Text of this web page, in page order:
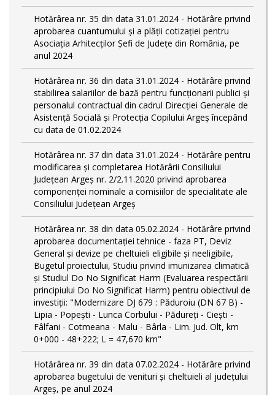
Hotărârea nr. 35 din data 31.01.2024 - Hotărâre privind
aprobarea cuantumului și a plății cotizației pentru
Asociația Arhitecților Șefi de Județe din România, pe
anul 2024
Hotărârea nr. 36 din data 31.01.2024 - Hotărâre privind
stabilirea salariilor de bază pentru funcționarii publici și
personalul contractual din cadrul Direcției Generale de
Asistență Socială și Protecția Copilului Argeş începând
cu data de 01.02.2024
Hotărârea nr. 37 din data 31.01.2024 - Hotărâre pentru
modificarea și completarea Hotărârii Consiliului
Județean Argeș nr. 2/2.11.2020 privind aprobarea
componenței nominale a comisiilor de specialitate ale
Consiliului Județean Argeș
Hotărârea nr. 38 din data 05.02.2024 - Hotărâre privind
aprobarea documentației tehnice - faza PT, Deviz
General și devize pe cheltuieli eligibile și neeligibile,
Bugetul proiectului, Studiu privind imunizarea climatică
și Studiul Do No Significat Harm (Evaluarea respectării
principiului Do No Significat Harm) pentru obiectivul de
investiții: "Modernizare DJ 679 : Păduroiu (DN 67 B) -
Lipia - Popești - Lunca Corbului - Pădureţi - Ciești -
Fâlfani - Cotmeana - Malu - Bârla - Lim. Jud. Olt, km
0+000 - 48+222; L = 47,670 km"
Hotărârea nr. 39 din data 07.02.2024 - Hotărâre privind
aprobarea bugetului de venituri și cheltuieli al județului
Argeș, pe anul 2024